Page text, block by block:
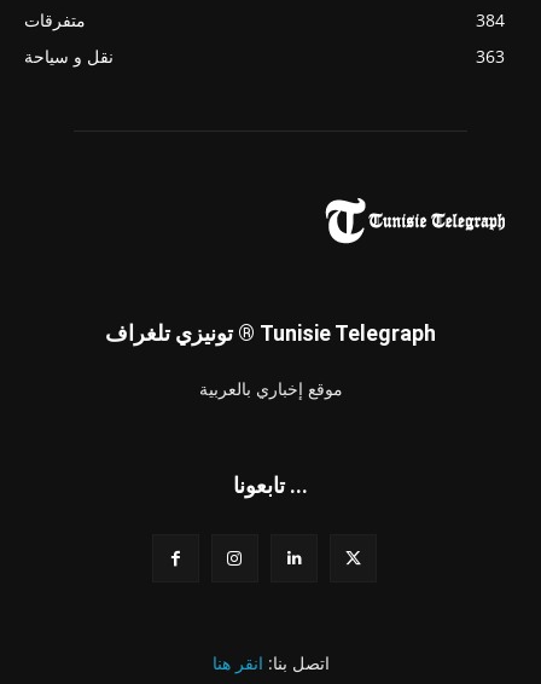
متفرقات
384
نقل و سياحة
363
تونيزي تلغراف ® Tunisie Telegraph
موقع إخباري بالعربية
تابعونا ...
اتصل بنا: انقر هنا